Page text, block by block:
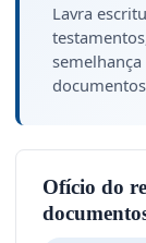
Lavra
Ofício do